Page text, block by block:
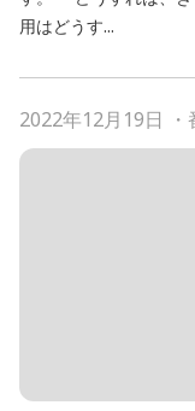
用はどうす...
2022年12月19日 ・